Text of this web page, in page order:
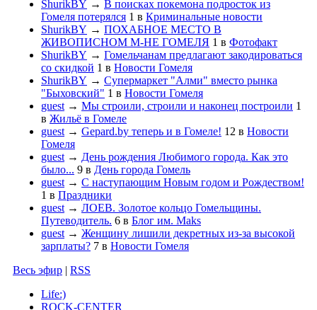
ShurikBY → В поисках покемона подросток из
Гомеля потерялся 1 в Криминальные новости
ShurikBY → ПОХАБНОЕ МЕСТО В
ЖИВОПИСНОМ М-НЕ ГОМЕЛЯ 1 в Фотофакт
ShurikBY → Гомельчанам предлагают закодироваться
со скидкой 1 в Новости Гомеля
ShurikBY → Супермаркет "Алми" вместо рынка
"Быховский" 1 в Новости Гомеля
guest → Мы строили, строили и наконец построили 1
в Жильё в Гомеле
guest → Gepard.by теперь и в Гомеле! 12 в Новости
Гомеля
guest → День рождения Любимого города. Как это
было... 9 в День города Гомель
guest → С наступающим Новым годом и Рождеством!
1 в Праздники
guest → ЛОЕВ. Золотое кольцо Гомельщины.
Путеводитель. 6 в Блог им. Maks
guest → Женщину лишили декретных из-за высокой
зарплаты? 7 в Новости Гомеля
Весь эфир | RSS
Life:)
ROCK-CENTER